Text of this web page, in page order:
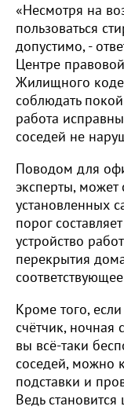
«Несмотря на
пользоваться
допустимо, -
Центре
Жилищного
соблюдать
работа
соседей не
Поводом для
эксперты, может
установленных
порог
устройство
перекрытия
Кроме того,
счётчик, ночная
вы всё-таки
соседей, можно
подставки и
Ведь